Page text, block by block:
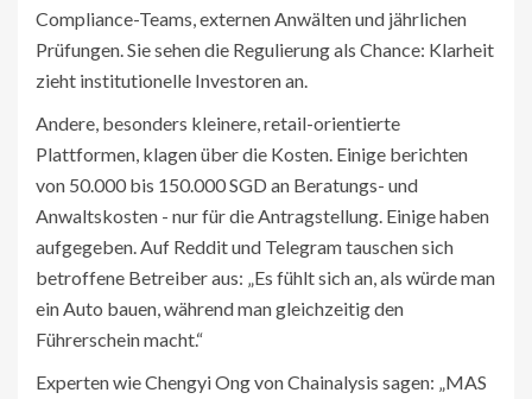
Compliance-Teams, externen Anwälten und jährlichen
Prüfungen. Sie sehen die Regulierung als Chance: Klarheit
zieht institutionelle Investoren an.
Andere, besonders kleinere, retail-orientierte
Plattformen, klagen über die Kosten. Einige berichten
von 50.000 bis 150.000 SGD an Beratungs- und
Anwaltskosten - nur für die Antragstellung. Einige haben
aufgegeben. Auf Reddit und Telegram tauschen sich
betroffene Betreiber aus: „Es fühlt sich an, als würde man
ein Auto bauen, während man gleichzeitig den
Führerschein macht.“
Experten wie Chengyi Ong von Chainalysis sagen: „MAS